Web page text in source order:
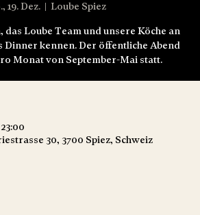
19. Dez.
  |
Loube Spiez
Loube Team und unsere Köche an
Dinner kennen. Der öffentliche Abend
Monat von September-Mai statt.
30, 3700 Spiez, Schweiz